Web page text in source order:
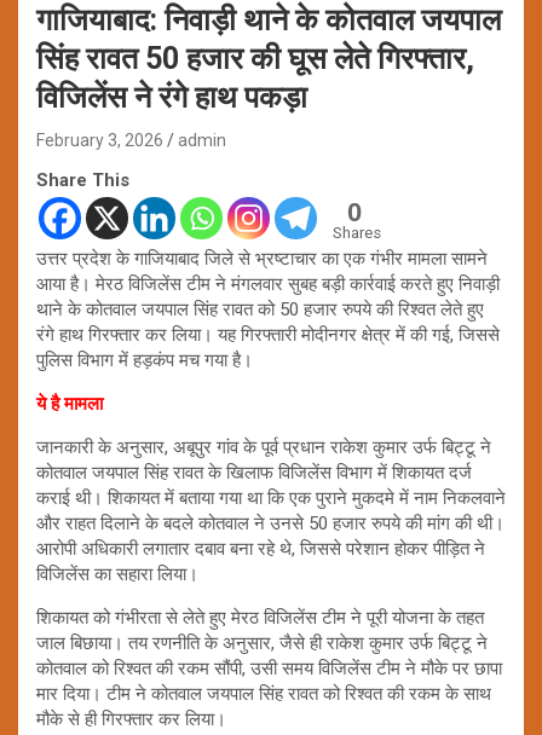
गाजियाबाद: निवाड़ी थाने के कोतवाल जयपाल
सिंह रावत 50 हजार की घूस लेते गिरफ्तार,
विजिलेंस ने रंगे हाथ पकड़ा
February 3, 2026 admin
Share This
0
Shares
उत्तर प्रदेश के गाजियाबाद जिले से भ्रष्टाचार का एक गंभीर मामला सामने
आया है। मेरठ विजिलेंस टीम ने मंगलवार सुबह बड़ी कार्रवाई करते हुए निवाड़ी
थाने के कोतवाल जयपाल सिंह रावत को 50 हजार रुपये की रिश्वत लेते हुए
रंगे हाथ गिरफ्तार कर लिया। यह गिरफ्तारी मोदीनगर क्षेत्र में की गई, जिससे
पुलिस विभाग में हड़कंप मच गया है।
ये है मामला
जानकारी के अनुसार, अबूपुर गांव के पूर्व प्रधान राकेश कुमार उर्फ बिट्टू ने
कोतवाल जयपाल सिंह रावत के खिलाफ विजिलेंस विभाग में शिकायत दर्ज
कराई थी। शिकायत में बताया गया था कि एक पुराने मुकदमे में नाम निकलवाने
और राहत दिलाने के बदले कोतवाल ने उनसे 50 हजार रुपये की मांग की थी।
आरोपी अधिकारी लगातार दबाव बना रहे थे, जिससे परेशान होकर पीड़ित ने
विजिलेंस का सहारा लिया।
शिकायत को गंभीरता से लेते हुए मेरठ विजिलेंस टीम ने पूरी योजना के तहत
जाल बिछाया। तय रणनीति के अनुसार, जैसे ही राकेश कुमार उर्फ बिट्टू ने
कोतवाल को रिश्वत की रकम सौंपी, उसी समय विजिलेंस टीम ने मौके पर छापा
मार दिया। टीम ने कोतवाल जयपाल सिंह रावत को रिश्वत की रकम के साथ
मौके से ही गिरफ्तार कर लिया।